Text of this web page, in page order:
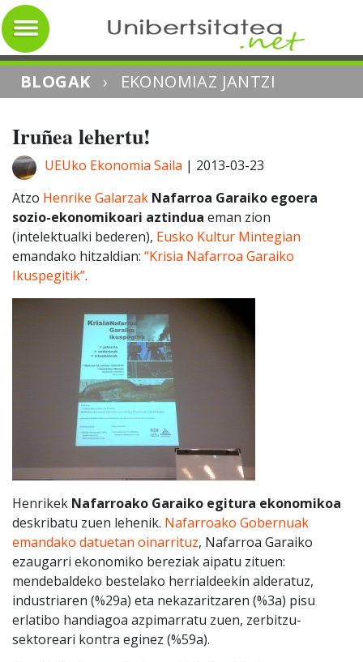
BLOGAK › EKONOMIAZ JANTZI
Iruñea lehertu!
UEUko Ekonomia Saila | 2013-03-23
Atzo Henrike Galarzak Nafarroa Garaiko egoera
sozio-ekonomikoari aztindua eman zion
(intelektualki bederen), Eusko Kultur Mintegian
emandako hitzaldian: “Krisia Nafarroa Garaiko
Ikuspegitik”.
Henrikek Nafarroako Garaiko egitura ekonomikoa
deskribatu zuen lehenik. Nafarroako Gobernuak
emandako datuetan oinarrituz, Nafarroa Garaiko
ezaugarri ekonomiko bereziak aipatu zituen:
mendebaldeko bestelako herrialdeekin alderatuz,
industriaren (%29a) eta nekazaritzaren (%3a) pisu
erlatibo handiagoa azpimarratu zuen, zerbitzu-
sektoreari kontra eginez (%59a).